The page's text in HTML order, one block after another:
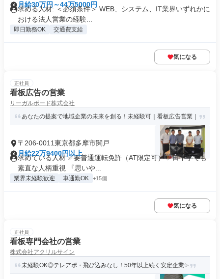
月給30万円～44万5000円
求める人材: ＜必須条件＞ WEB、システム、IT業界いずれかに
おける法人営業の経験...
即日勤務OK 交通費支給
気になる
正社員
看板広告の営業
リーガルボード株式会社
あなたの提案で地域企業の未来を創る！未経験可｜看板広告営業｜
〒206-0011東京都多摩市関戸
月給22万9400円以上
求めている人材 ✅要普通運転免許（AT限定可） ✅口下手でも
素直な人柄重視 『思いや...
業界未経験歓迎 車通勤OK +15個
気になる
正社員
看板専門会社の営業
株式会社アクリルサイン
未経験OK◎テレアポ・飛び込みなし！50年以上続く安定企業✨